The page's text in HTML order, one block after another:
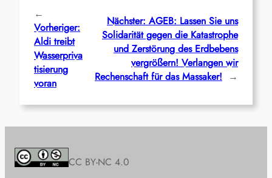
←
Vorheriger:
Aldi treibt
Wasserpriva
tisierung
voran
Nächster: AGEB: Lassen Sie uns
Solidarität gegen die Katastrophe
und Zerstörung des Erdbebens
vergrößern! Verlangen wir
Rechenschaft für das Massaker!
→
CC BY-NC 4.0